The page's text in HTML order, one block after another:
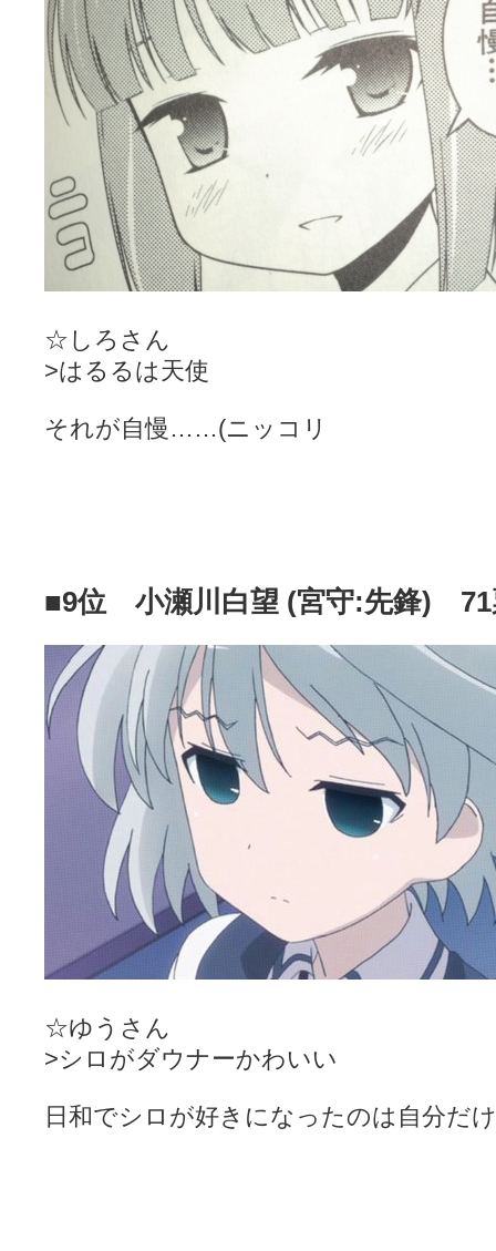
☆しろさん
>はるるは天使
それが自慢……(ニッコリ
■9位 小瀬川白望 (宮守:先鋒) 71
☆ゆうさん
>シロがダウナーかわいい
日和でシロが好きになったのは自分だ